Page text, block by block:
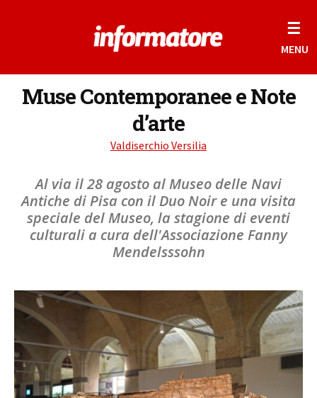
☰
MENU
Muse Contemporanee e Note
d’arte
Valdiserchio Versilia
Al via il 28 agosto al Museo delle Navi
Antiche di Pisa con il Duo Noir e una visita
speciale del Museo, la stagione di eventi
culturali a cura dell'Associazione Fanny
Mendelsssohn